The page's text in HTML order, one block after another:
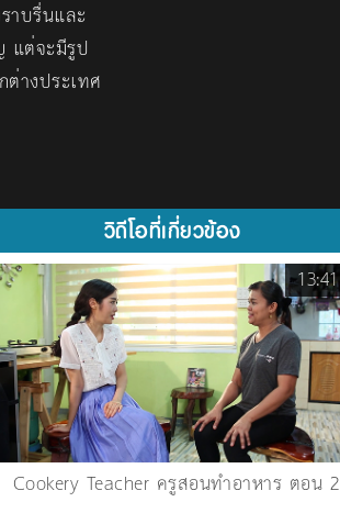
าบรื่นและ
แต่จะมีรูป
างประเทศ
วิดีโอที่เกี่ยวข้อง
13:41
Cookery Teacher ครูสอนทำอาหาร ตอน 2